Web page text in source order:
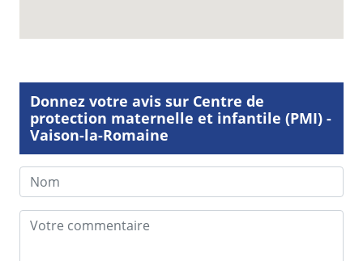
Donnez votre avis sur Centre de
protection maternelle et infantile (PMI) -
Vaison-la-Romaine